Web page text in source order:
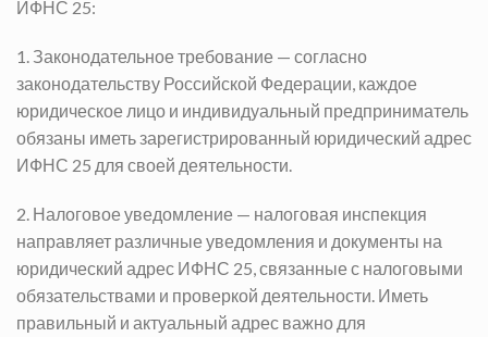
ИФНС 25:
1. Законодательное требование — согласно
законодательству Российской Федерации, каждое
юридическое лицо и индивидуальный предприниматель
обязаны иметь зарегистрированный юридический адрес
ИФНС 25 для своей деятельности.
2. Налоговое уведомление — налоговая инспекция
направляет различные уведомления и документы на
юридический адрес ИФНС 25, связанные с налоговыми
обязательствами и проверкой деятельности. Иметь
правильный и актуальный адрес важно для